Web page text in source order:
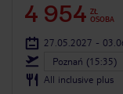
4 954 ZŁ
OSOBA
27.05.2027 -
Poznań (15:35)
All inclusive plus